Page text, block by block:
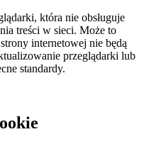
która nie obsługuje
treści w sieci. Może to
internetowej nie będą
przeglądarki lub
standardy.